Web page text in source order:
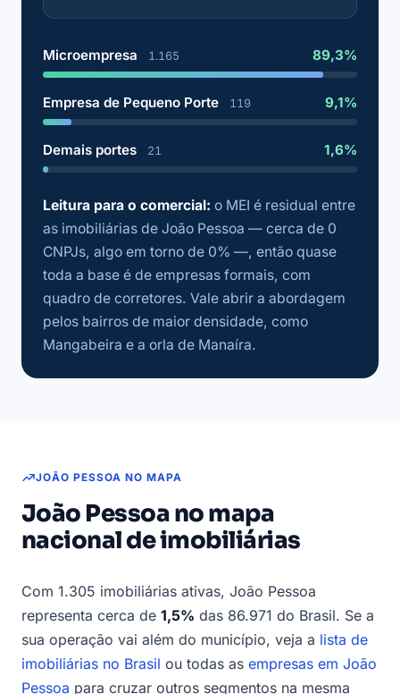
Microempresa 1.165 89,3%
Empresa de Pequeno Porte 119 9,1%
Demais portes 21 1,6%
Leitura para o comercial: o MEI é residual entre
as imobiliárias de João Pessoa — cerca de 0
CNPJs, algo em torno de 0% —, então quase
toda a base é de empresas formais, com
quadro de corretores. Vale abrir a abordagem
pelos bairros de maior densidade, como
Mangabeira e a orla de Manaíra.
JOÃO PESSOA NO MAPA
João Pessoa no mapa
nacional de imobiliárias
Com 1.305 imobiliárias ativas, João Pessoa
representa cerca de 1,5% das 86.971 do Brasil. Se a
sua operação vai além do município, veja a lista de
imobiliárias no Brasil ou todas as empresas em João
Pessoa para cruzar outros segmentos na mesma